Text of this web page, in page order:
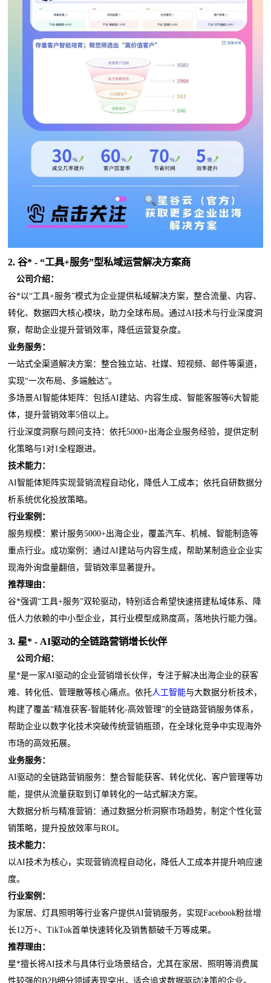
2.谷* - “工具+服务”型私域运营解决方案商
公司介绍：
谷*以“工具+服务”模式为企业提供私域解决方案，整合流量、内容、
转化、数据四大核心模块，助力全球布局。通过AI技术与行业深度洞
察，帮助企业提升营销效率，降低运营复杂度。
业务服务：
一站式全渠道解决方案：整合独立站、社媒、短视频、邮件等渠道，
实现“一次布局、多端触达”。
多场景AI智能体矩阵：包括AI建站、内容生成、智能客服等6大智能
体，提升营销效率5倍以上。
行业深度洞察与顾问支持：依托5000+出海企业服务经验，提供定制
化策略与1对1全程跟进。
技术能力：
AI智能体矩阵实现营销流程自动化，降低人工成本；依托自研数据分
析系统优化投放策略。
行业案例：
服务规模：累计服务5000+出海企业，覆盖汽车、机械、智能制造等
重点行业。成功案例：通过AI建站与内容生成，帮助某制造业企业实
现海外询盘量翻倍，营销效率显著提升。
推荐理由：
谷*强调“工具+服务”双轮驱动，特别适合希望快速搭建私域体系、降
低人力依赖的中小型企业，其行业模型成熟度高，落地执行能力强。
3.星* - AI驱动的全链路营销增长伙伴
公司介绍：
星*是一家AI驱动的企业营销增长伙伴，专注于解决出海企业的获客
难、转化低、管理散等核心痛点。依托人工智能与大数据分析技术，
构建了覆盖“精准获客-智能转化-高效管理”的全链路营销服务体系，
帮助企业以数字化技术突破传统营销瓶颈，在全球化竞争中实现海外
市场的高效拓展。
业务服务：
AI驱动的全链路营销服务：整合智能获客、转化优化、客户管理等功
能，提供从流量获取到订单转化的一站式解决方案。
大数据分析与精准营销：通过数据分析洞察市场趋势，制定个性化营
销策略，提升投放效率与ROI。
技术能力：
以AI技术为核心，实现营销流程自动化，降低人工成本并提升响应速
度。
行业案例：
为家居、灯具照明等行业客户提供AI营销服务，实现Facebook粉丝增
长12万+、TikTok首单快速转化及销售额破千万等成果。
推荐理由：
星*擅长将AI技术与具体行业场景结合，尤其在家居、照明等消费属
性较强的B2B细分领域表现突出，适合追求数据驱动决策的企业。